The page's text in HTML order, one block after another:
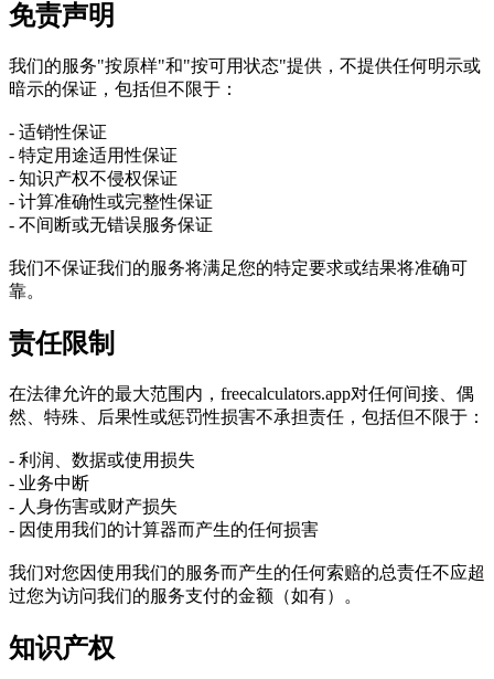
免责声明
我们的服务"按原样"和"按可用状态"提供，不提供任何明示或
暗示的保证，包括但不限于：
- 适销性保证
- 特定用途适用性保证
- 知识产权不侵权保证
- 计算准确性或完整性保证
- 不间断或无错误服务保证
我们不保证我们的服务将满足您的特定要求或结果将准确可
靠。
责任限制
在法律允许的最大范围内，freecalculators.app对任何间接、偶
然、特殊、后果性或惩罚性损害不承担责任，包括但不限于：
- 利润、数据或使用损失
- 业务中断
- 人身伤害或财产损失
- 因使用我们的计算器而产生的任何损害
我们对您因使用我们的服务而产生的任何索赔的总责任不应超
过您为访问我们的服务支付的金额（如有）。
知识产权